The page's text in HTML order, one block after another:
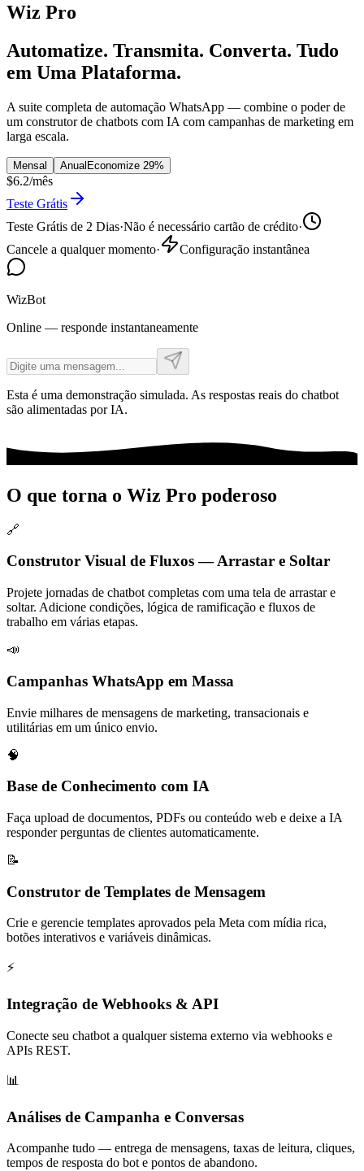
Wiz Pro
Automatize. Transmita. Converta. Tudo
em Uma Plataforma.
A suite completa de automação WhatsApp — combine o poder de
um construtor de chatbots com IA com campanhas de marketing em
larga escala.
Mensal AnualEconomize 29%
$6.2/mês
Teste Grátis
Teste Grátis de 2 Dias·Não é necessário cartão de crédito·
Cancele a qualquer momento· Configuração instantânea
WizBot
Online — responde instantaneamente
Esta é uma demonstração simulada. As respostas reais do chatbot
são alimentadas por IA.
O que torna o Wiz Pro poderoso
🔗
Construtor Visual de Fluxos — Arrastar e Soltar
Projete jornadas de chatbot completas com uma tela de arrastar e
soltar. Adicione condições, lógica de ramificação e fluxos de
trabalho em várias etapas.
📣
Campanhas WhatsApp em Massa
Envie milhares de mensagens de marketing, transacionais e
utilitárias em um único envio.
🧠
Base de Conhecimento com IA
Faça upload de documentos, PDFs ou conteúdo web e deixe a IA
responder perguntas de clientes automaticamente.
📝
Construtor de Templates de Mensagem
Crie e gerencie templates aprovados pela Meta com mídia rica,
botões interativos e variáveis dinâmicas.
⚡
Integração de Webhooks & API
Conecte seu chatbot a qualquer sistema externo via webhooks e
APIs REST.
📊
Análises de Campanha e Conversas
Acompanhe tudo — entrega de mensagens, taxas de leitura, cliques,
tempos de resposta do bot e pontos de abandono.